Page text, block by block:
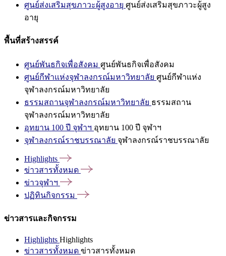
ศูนย์ส่งเสริมสุขภาวะผู้สูงอายุ ศูนย์ส่งเสริมสุขภาวะผู้สูง
อายุ
พื้นที่สร้างสรรค์
ศูนย์พันธกิจเพื่อสังคม ศูนย์พันธกิจเพื่อสังคม
ศูนย์กีฬาแห่งจุฬาลงกรณ์มหาวิทยาลัย ศูนย์กีฬาแห่ง
จุฬาลงกรณ์มหาวิทยาลัย
ธรรมสถานจุฬาลงกรณ์มหาวิทยาลัย ธรรมสถาน
จุฬาลงกรณ์มหาวิทยาลัย
อุทยาน 100 ปี จุฬาฯ อุทยาน 100 ปี จุฬาฯ
จุฬาลงกรณ์ราชบรรณาลัย จุฬาลงกรณ์ราชบรรณาลัย
Highlights
ข่าวสารทั้งหมด
ข่าวจุฬาฯ
ปฏิทินกิจกรรม
ข่าวสารและกิจกรรม
Highlights Highlights
ข่าวสารทั้งหมด ข่าวสารทั้งหมด